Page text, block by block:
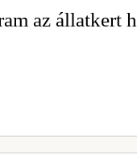
az állatkert